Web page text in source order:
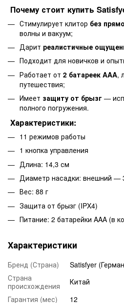
Почему стоит купить
Стимулирует клитор без
волны и вакуум;
Дарит реалистичные
Подходит для новичков и
Работает от 2 батареек AAA,
путешествия;
Имеет защиту от брызг —
полного погружения.
Характеристики:
11 режимов работы
1 кнопка управления
Длина: 14,3 см
Диаметр насадки: внешний —
Вес: 88 г
Защита от брызг (IPX4)
Питание: 2 батарейки AAA (в
Характеристики
Бренд (Страна)
Satisfyer
Страна
происхождения
Китай
Гарантия (мес)
12